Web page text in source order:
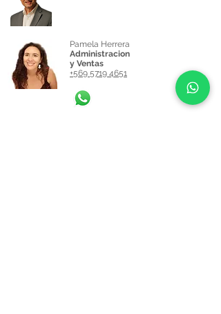
Pamela Herrera
Administracion
y Ventas
+569 5719 4651